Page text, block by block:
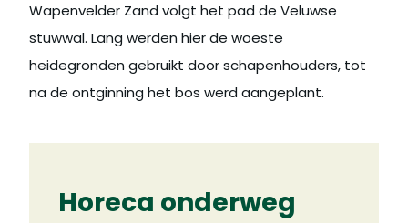
Wapenvelder Zand volgt het pad de Veluwse
stuwwal. Lang werden hier de woeste
heidegronden gebruikt door schapenhouders, tot
na de ontginning het bos werd aangeplant.
Horeca onderweg